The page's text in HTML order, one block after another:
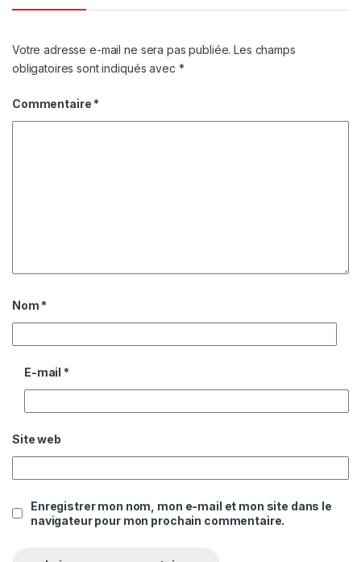
Votre adresse e-mail ne sera pas publiée. Les champs
obligatoires sont indiqués avec *
Commentaire *
Nom *
E-mail *
Site web
Enregistrer mon nom, mon e-mail et mon site dans le
navigateur pour mon prochain commentaire.